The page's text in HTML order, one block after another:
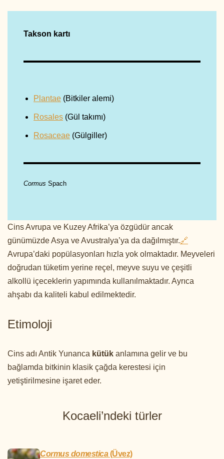
Takson kartı
Plantae (Bitkiler alemi)
Rosales (Gül takımı)
Rosaceae (Gülgiller)
Cormus Spach
Cins Avrupa ve Kuzey Afrika’ya özgüdür ancak
günümüzde Asya ve Avustralya’ya da dağılmıştır.🔗
Avrupa’daki popülasyonları hızla yok olmaktadır. Meyveleri
doğrudan tüketim yerine reçel, meyve suyu ve çeşitli
alkollü içeceklerin yapımında kullanılmaktadır. Ayrıca
ahşabı da kaliteli kabul edilmektedir.
Etimoloji
Cins adı Antik Yunanca kütük anlamına gelir ve bu
bağlamda bitkinin klasik çağda kerestesi için
yetiştirilmesine işaret eder.
Kocaeli’ndeki türler
Cormus domestica(Üvez)